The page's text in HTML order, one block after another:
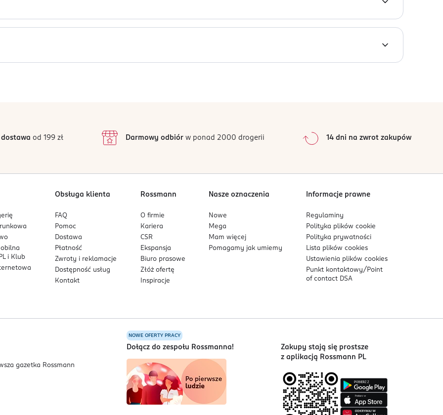
od 199 zł Darmowy odbiórw ponad 2000 drogerii 14 dni na zwrot zakupów
i Klub
Obsługa klienta
FAQ
Pomoc
Dostawa
Płatność
Zwroty i reklamacje
Dostępność usług
Kontakt
Rossmann
O firmie
Kariera
CSR
Ekspansja
Biuro prasowe
Złóż ofertę
Inspiracje
Nasze oznaczenia
Nowe
Mega
Mam więcej
Pomagamy jak umiemy
Informacje prawne
Regulaminy
Polityka plikówcookie
Polityka prywatności
Lista plikówcookies
Ustawienia plikówcookies
Punkt kontaktowy/ Point
of contact DSA
NOWE OFERTY PRACY
Dołącz do zespołu Rossmanna!
Zakupy stają się prostsze
z aplikacją Rossmann PL